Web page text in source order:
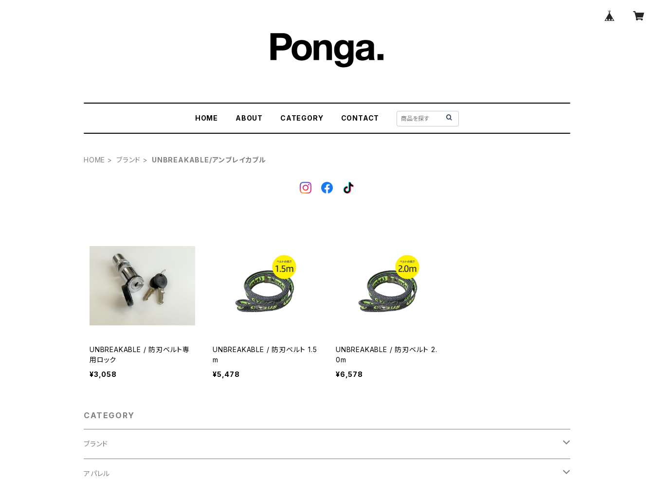
HOME ABOUT CATEGORY CONTACT
HOME ブランド UNBREAKABLE/アンブレイカブル
UNBREAKABLE / 防刃ベルト専
用ロック
¥3,058
UNBREAKABLE / 防刃ベルト 1.5
m
¥5,478
UNBREAKABLE / 防刃ベルト 2.
0m
¥6,578
CATEGORY
ブランド
ABUS/アブス
アパレル